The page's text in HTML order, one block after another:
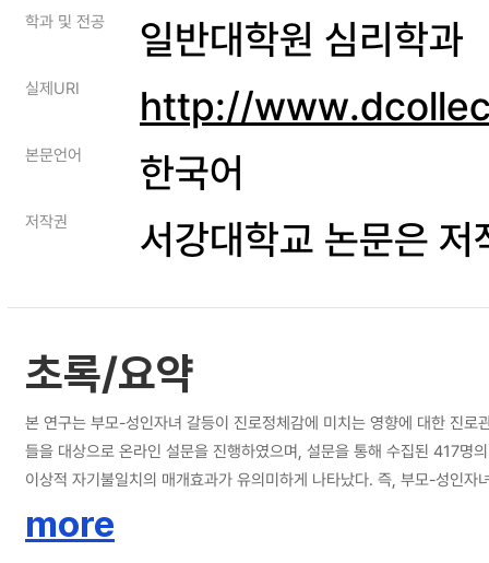
학과 및 전공 일반대학원 심리학과
실제URI http://
본문언어 한국어
저작권 서강대학교 논문은
초록/요약
본 연구는 부모-성인자녀 갈등이 진로정체감에 미치는 영향에 대한 진
들을 대상으로 온라인 설문을 진행하였으며, 설문을 통해 수집된 417명의 자료를 SPSS Process Macro로 분석하였다. 본 연구의 주요 결과
이상적 자기불일치의 매개효과가 유의미하게 나타났다. 즉, 부모-성인
업, 직장 종류, 직장 특성)’, ‘관계 요인(가족, 결혼/연애, 대인관계, 타인과 비교)’으로 구성되었다. 종합하면, 한국 20대 청년들은 부모와의 갈등을 경험할수록 진로정체감이 감소
more